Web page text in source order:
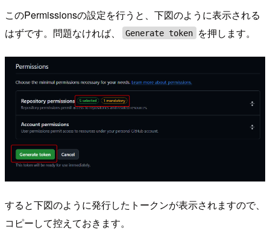
このPermissionsの設定を行うと、下図のように表示される
はずです。問題なければ、
Generate token を押します。
すると下図のように発行したトークンが表示されますので、
コピーして控えておきます。